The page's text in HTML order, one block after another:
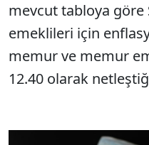
mevcut tabloya göre
emeklileri için
memur ve memur
12.40 olarak